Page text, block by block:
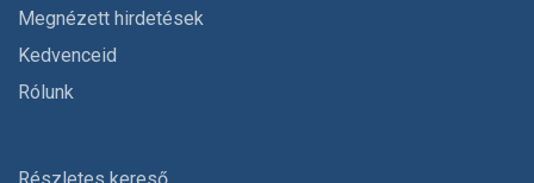
Megnézett hirdetések
Kedvenceid
Rólunk